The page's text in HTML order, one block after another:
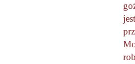
jest